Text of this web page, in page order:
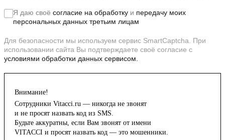
Я даю своё согласие на обработку и передачу моих
персональных данных третьим лицам
Для безопасности мы используем сервис SmartCaptcha. При
использовании сайта Вы подтверждаете своё согласие с
условиями обработки данных сервисом.
Внимание!
Сотрудники Vitacci.ru — никогда не звонят
и не просят назвать код из SMS.
Будьте аккуратны, если Вам звонят от имени
VITACCI и просят назвать код — это мошенники.